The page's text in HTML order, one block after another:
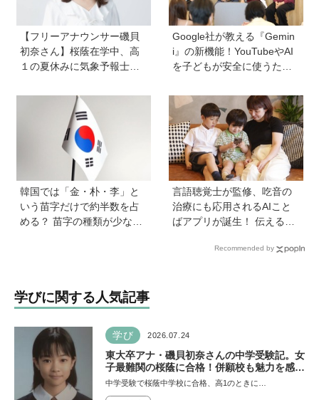
【フリーアナウンサー磯貝
初奈さん】桜蔭在学中、高
１の夏休みに気象予報士試
院で「学ぶ楽しさ」をずっ
と持ち続ける秘訣とは。親
も「楽しい」をバックアッ
プする方法も
Google社が教える『Gemin
i』の新機能！YouTubeやAI
を子どもが安全に使うため
教育チャンネルなど、家庭
で使うポイントとは？
韓国では「金・朴・李」と
いう苗字だけで約半数を占
める？ 苗字の種類が少ない
言語聴覚士が監修、吃音の
治療にも応用されるAIこと
ばアプリが誕生！ 伝える力
める「ことたね」の魅力と
Recommended by
学びに関する人気記事
学び 2026.07.24
東大卒アナ・磯貝初奈さんの中学受験記。女
子最難関の桜蔭に合格！併願校も魅力を感じ
た渋渋に。母親の声かけは「睡眠が何より大
中学受験で桜蔭中学校に合格、高1のときに…